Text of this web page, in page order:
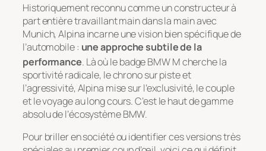
Historiquement reconnu comme un constructeur à
part entière travaillant main dans la main avec
Munich, Alpina incarne une vision bien spécifique de
l’automobile : une approche subtile de la
performance. Là où le badge BMW M cherche la
sportivité radicale, le chrono sur piste et
l’agressivité, Alpina mise sur l’exclusivité, le couple
et le voyage au long cours. C’est le haut de gamme
absolu de l’écosystème BMW.
Pour briller en société ou identifier ces versions très